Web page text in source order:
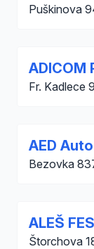
Puškinova
ADICOM
Fr. Kadlece
AED
Bezovka
ALEŠ
Štorchova